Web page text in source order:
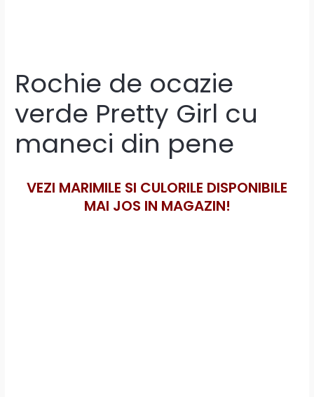
Rochie de ocazie
verde Pretty Girl cu
maneci din pene
VEZI MARIMILE SI CULORILE DISPONIBILE
MAI JOS IN MAGAZIN!